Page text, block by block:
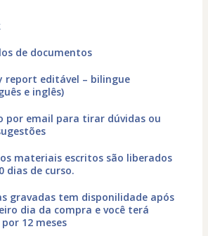
de documentos
report editável – bilingue
e inglês)
por email para tirar dúvidas ou
materiais escritos são liberados
dias de curso.
gravadas tem disponilidade após
dia da compra e você terá
por 12 meses